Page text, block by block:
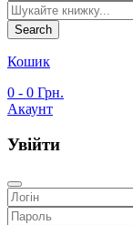
Search
Кошик
0 - 0 Грн.
Акаунт
Увійти